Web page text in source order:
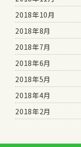
2018年10月
2018年8月
2018年7月
2018年6月
2018年5月
2018年4月
2018年2月